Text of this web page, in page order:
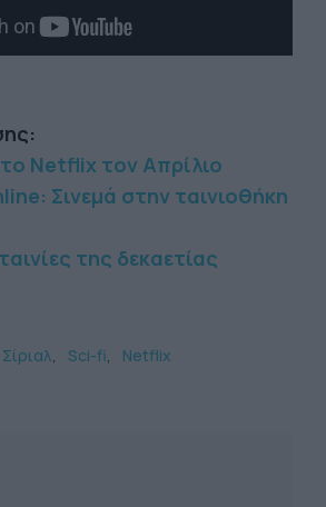
Netflix τον Απρίλιο
Σινεμά στην ταινιοθήκη
της δεκαετίας
Σίριαλ Sci-fi Netflix